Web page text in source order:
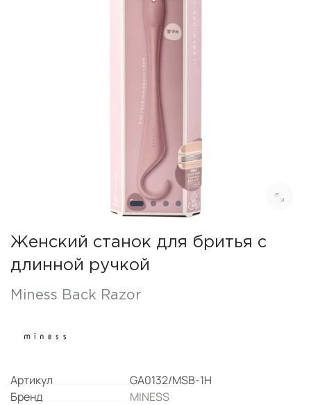
Женский станок для бритья с
длинной ручкой
Miness Back Razor
Артикул
GA0132/MSB-1H
Бренд
MINESS